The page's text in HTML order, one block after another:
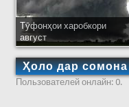
Тӯфонҳои харобкори
август
Ҳоло дар сомона
Пользователей онлайн: 0.